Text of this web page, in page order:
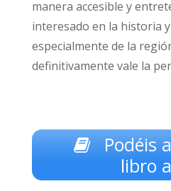
manera accesible y
interesado en la historia
especialmente de la
definitivamente vale la
Podéis
libro